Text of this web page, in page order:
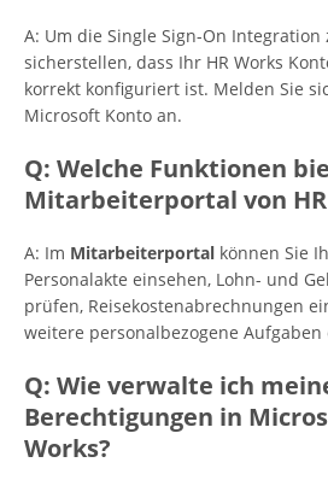
A: Um die Single Sign-On Integration
sicherstellen, dass Ihr HR Works
korrekt konfiguriert ist. Melden Sie
Microsoft Konto an.
Q: Welche Funktionen
Mitarbeiterportal von HR
A: Im Mitarbeiterportal können Sie
Personalakte einsehen, Lohn- und
prüfen, Reisekostenabrechnungen
weitere personalbezogene Aufgaben
Q: Wie verwalte ich
Berechtigungen in
Works?